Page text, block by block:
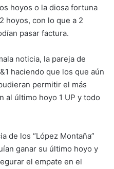
hoyos o la diosa fortuna
hoyos, con lo que a 2
pasar factura.
noticia, la pareja de
haciendo que los que aún
permitir el más
al último hoyo 1 UP y todo
de los “López Montaña”
ganar su último hoyo y
el empate en el